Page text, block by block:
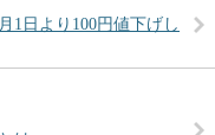
1日より100円値下げし